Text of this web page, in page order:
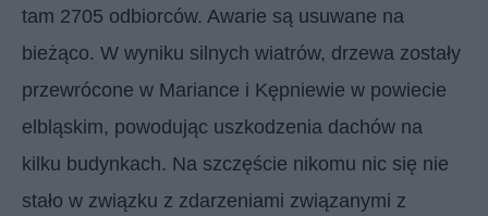
tam 2705 odbiorców. Awarie są usuwane na
bieżąco. W wyniku silnych wiatrów, drzewa zostały
przewrócone w Mariance i Kępniewie w powiecie
elbląskim, powodując uszkodzenia dachów na
kilku budynkach. Na szczęście nikomu nic się nie
stało w związku z zdarzeniami związanymi z